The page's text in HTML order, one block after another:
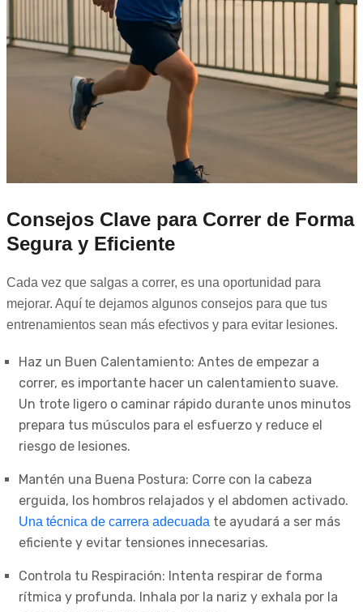
Consejos Clave para Correr de Forma
Segura y Eficiente
Cada vez que salgas a correr, es una oportunidad para
mejorar. Aquí te dejamos algunos consejos para que tus
entrenamientos sean más efectivos y para evitar lesiones.
Haz un Buen Calentamiento: Antes de empezar a
correr, es importante hacer un calentamiento suave.
Un trote ligero o caminar rápido durante unos minutos
prepara tus músculos para el esfuerzo y reduce el
riesgo de lesiones.
Mantén una Buena Postura: Corre con la cabeza
erguida, los hombros relajados y el abdomen activado.
Una técnica de carrera adecuadate ayudará a ser más
eficiente y evitar tensiones innecesarias.
Controla tu Respiración: Intenta respirar de forma
rítmica y profunda. Inhala por la nariz y exhala por la